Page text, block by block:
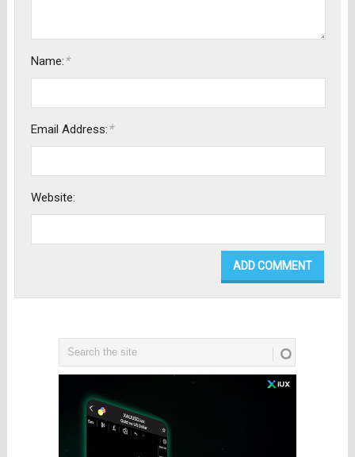
Name:*
Email Address:*
Website: